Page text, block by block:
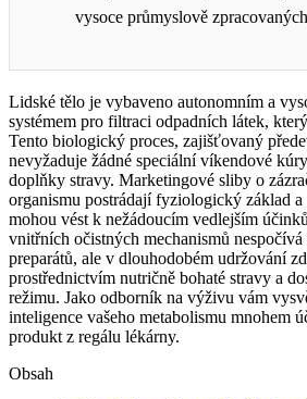
vysoce průmyslově
Lidské tělo je vybaveno autonomním a
systémem pro filtraci odpadních látek,
Tento biologický proces, zajišťovaný
nevyžaduje žádné speciální víkendové
doplňky stravy. Marketingové sliby o
organismu postrádají fyziologický základ a
mohou vést k nežádoucím vedlejším
vnitřních očistných mechanismů
preparátů, ale v dlouhodobém udržování
prostřednictvím nutričně bohaté stravy a
režimu. Jako odborník na výživu vám
inteligence vašeho metabolismu mnohem
produkt z regálu lékárny.
Obsah